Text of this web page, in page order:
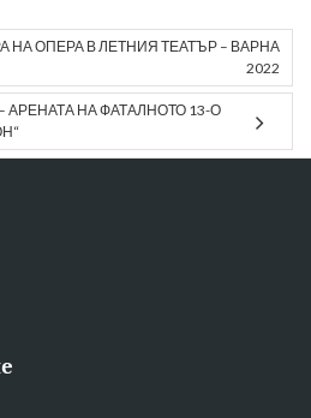
НА ОПЕРА В ЛЕТНИЯ ТЕАТЪР – ВАРНА
2022
АРЕНАТА НА ФАТАЛНОТО 13-О